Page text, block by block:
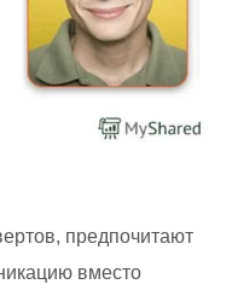
предпочитают
вместо